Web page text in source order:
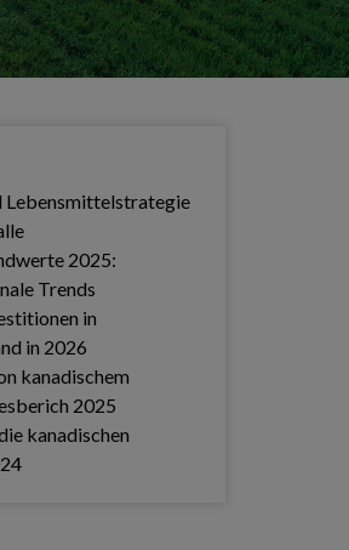
Lebensmittelstrategie
2025:
Trends
in
in 2026
kanadischem
2025
kanadischen